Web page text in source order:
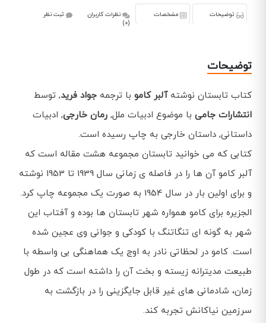
توضیحات مشخصات
نظرات کاربران
(0)
ثبت نظر
توضیحات
کتاب تابستان نوشته آلبر کامو با ترجمه جواد فرید, توسط
انتشارات جامی با موضوع ادبیات ملل, رمان خارجی, ادبیات
داستانی, داستان خارجی به چاپ رسیده است.
کتابی که می خوانید تابستان مجموعه هشت مقاله است که
آلبر کامو آن ها را در فاصله ی زمانی سال 1939 تا 1953 نوشته
و برای اولین بار در سال 1954 به صورت یک مجموعه چاپ کرد.
الجزیره برای کامو همواره شهر تابستان ها بوده و آفتاب این
شهر به گونه ای تنگاتنگ با کودکی و جوانی وی عجین شده
است. کامو در لحظاتی نادر به اوج یک هماهنگی بی واسطه با
طبیعت مدیترانه زیسته و بخت آن را داشته است که در طول
زمان، شادمانی های غیر قابل جایگزینی را در بازگشت به
سرزمین نیاکانش تجربه کند.